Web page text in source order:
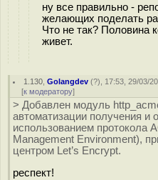
ну все правильно -
желающих поделать
Что не так? Половина
живет.
1.130 ,Golangdev (?), 17:53, 29/03/
[к модератору]
> Добавлен модуль
автоматизации получения и
использованием протокола
Management Environment),
центром Let’s Encrypt.
респект!